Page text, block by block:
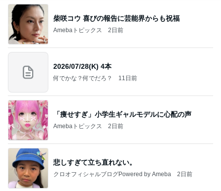
柴咲コウ 喜びの報告に芸能界からも祝福
Amebaトピックス 2日前
2026/07/28(K) 4本
何でかな？何でだろ？ 11日前
「痩せすぎ」小学生ギャルモデルに心配の声
Amebaトピックス 2日前
悲しすぎて立ち直れない。
クロオフィシャルブログPowered by Ameba 2日前